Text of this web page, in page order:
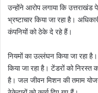
उन्होंने आरोप लगाया कि
भ्रष्टाचार किया जा रहा है।
कंपनियों को ठेके दे रहे हैं।
नियमों का उल्लंघन किया जा रहा
किया जा रहा है। टेंडरों को निरस्त
है। जल जीवन मिशन की तमाम